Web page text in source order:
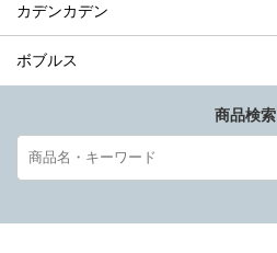
カデンカデン
ボブルス
商品検索